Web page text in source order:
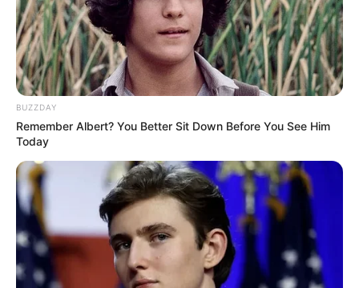
BUZZDAY
Remember Albert? You Better Sit Down Before You See Him
Today